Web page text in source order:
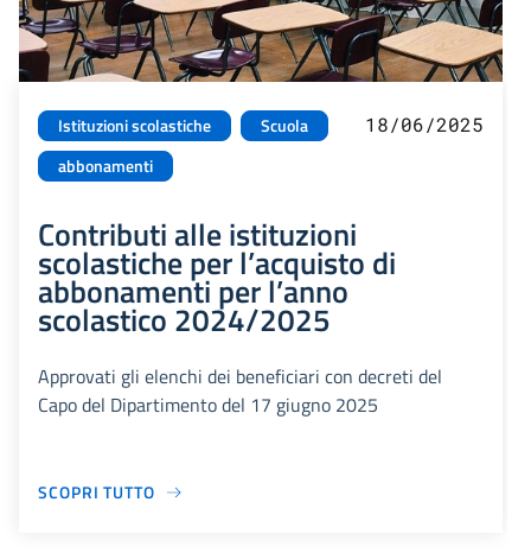
Istituzioni scolastiche
Scuola
abbonamenti
18/06/2025
Contributi alle istituzioni
scolastiche per l’acquisto di
abbonamenti per l’anno
scolastico 2024/2025
Approvati gli elenchi dei beneficiari con decreti del
Capo del Dipartimento del 17 giugno 2025
SCOPRI TUTTO